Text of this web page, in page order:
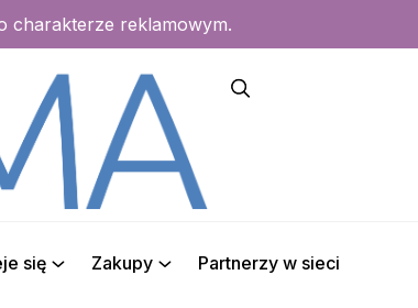
charakterze reklamowym.
się Zakupy Partnerzy w sieci